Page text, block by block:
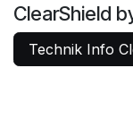
ClearShield
Technik Info